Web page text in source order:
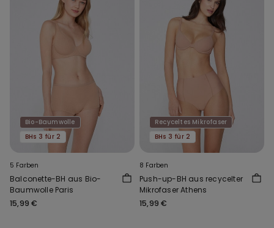
Bio-Baumwolle
BHs 3 für 2
5 Farben
Balconette-BH aus Bio-
Baumwolle Paris
15,99 €
Recyceltes Mikrofaser
BHs 3 für 2
8 Farben
Push-up-BH aus recycelter
Mikrofaser Athens
15,99 €